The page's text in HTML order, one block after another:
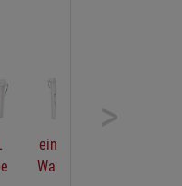
einzA
Objektwandweiß